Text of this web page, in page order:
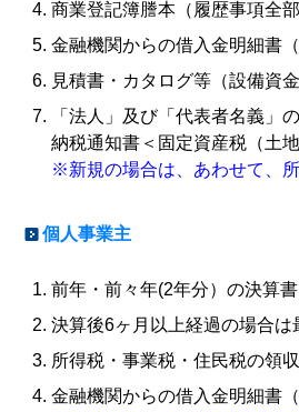
商業登記簿謄本（履歴事項全部
金融機関からの借入金明細書
見積書・カタログ等（設備資
「法人」及び「代表者名義」
納税通知書＜固定資産税（土
※新規の場合は、あわせて、
個人事業主
前年・前々年(2年分）の決算
決算後6ヶ月以上経過の場合は
所得税・事業税・住民税の領
金融機関からの借入金明細書